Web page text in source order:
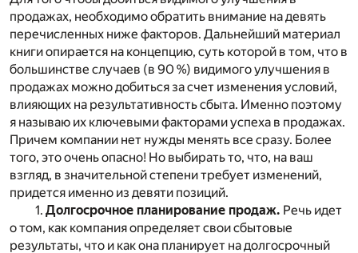
продажах, необходимо обратить внимание на девять
перечисленных ниже факторов. Дальнейший материал
книги опирается на концепцию, суть которой в том, что в
большинстве случаев (в 90 %) видимого улучшения в
продажах можно добиться за счет изменения условий,
влияющих на результативность сбыта. Именно поэтому
я называю их ключевыми факторами успеха в продажах.
Причем компании нет нужды менять все сразу. Более
того, это очень опасно! Но выбирать то, что, на ваш
взгляд, в значительной степени требует изменений,
придется именно из девяти позиций.
1. Долгосрочное планирование продаж. Речь идет
о том, как компания определяет свои сбытовые
результаты, что и как она планирует на долгосрочный